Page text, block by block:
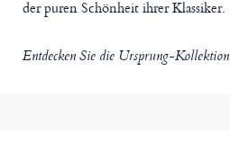
der puren Schönheit ihrer Klassiker.
Entdecken Sie die Ursprung-Kollektion